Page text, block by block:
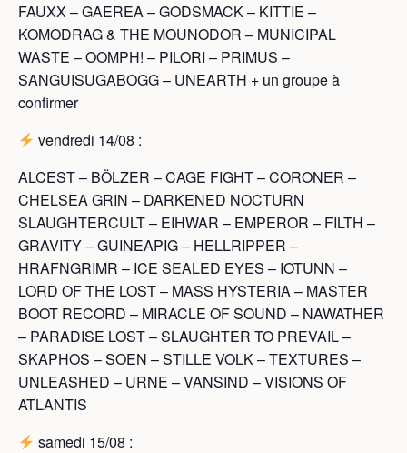
FAUXX – GAEREA – GODSMACK – KITTIE –
KOMODRAG & THE MOUNODOR – MUNICIPAL
WASTE – OOMPH! – PILORI – PRIMUS –
SANGUISUGABOGG – UNEARTH + un groupe à
confirmer
vendredi 14/08 :
ALCEST – BÖLZER – CAGE FIGHT – CORONER –
CHELSEA GRIN – DARKENED NOCTURN
SLAUGHTERCULT – EIHWAR – EMPEROR – FILTH –
GRAVITY – GUINEAPIG – HELLRIPPER –
HRAFNGRIMR – ICE SEALED EYES – IOTUNN –
LORD OF THE LOST – MASS HYSTERIA – MASTER
BOOT RECORD – MIRACLE OF SOUND – NAWATHER
– PARADISE LOST – SLAUGHTER TO PREVAIL –
SKAPHOS – SOEN – STILLE VOLK – TEXTURES –
UNLEASHED – URNE – VANSIND – VISIONS OF
ATLANTIS
samedi 15/08 :